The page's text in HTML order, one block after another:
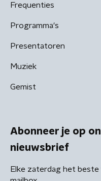
Frequenties
Programma's
Presentatoren
Muziek
Gemist
Abonneer je op
nieuwsbrief
Elke zaterdag het beste